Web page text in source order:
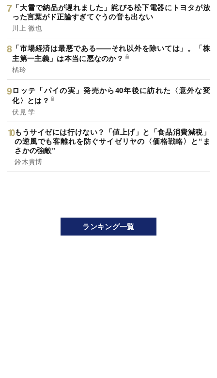
「大雪で納品が遅れました」詫びる松下電器にトヨタが放
った言葉がド正論すぎてぐうの音も出ない
川上 徹也
「市場経済は最悪である――それ以外を除いては」。「株
主第一主義」は本当に悪なのか？
橘玲
ロッテ「パイの実」発売から40年後に訪れた〈意外な変
化〉とは？
伏見 学
もうサイゼには行けない？「値上げ」と「食品消費減税」
の逆風でも客離れを防ぐサイゼリヤの〈価格戦略〉と“ま
さかの強敵”
鈴木貴博
ランキング一覧